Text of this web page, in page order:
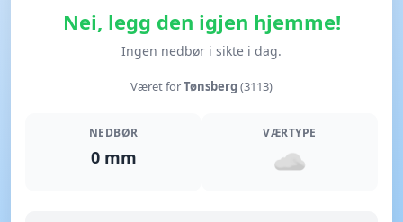
Nei, legg den igjen hjemme!
Ingen nedbør i sikte i dag.
Været forTønsberg(3113)
NEDBØR
0 mm
VÆRTYPE